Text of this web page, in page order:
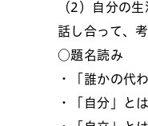
（2）自分の
話し合って、
○題名読み
・「誰かの代
・「自分」と